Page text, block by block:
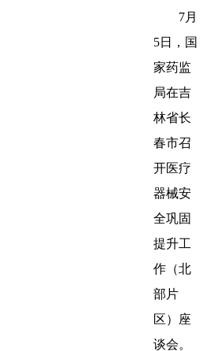
7月
5日，国
家药监
局在吉
林省长
春市召
开医疗
器械安
全巩固
提升工
作（北
部片
区）座
谈会。